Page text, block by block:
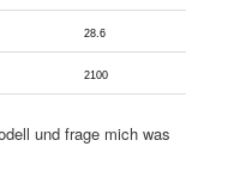
28.6
2100
und frage mich was